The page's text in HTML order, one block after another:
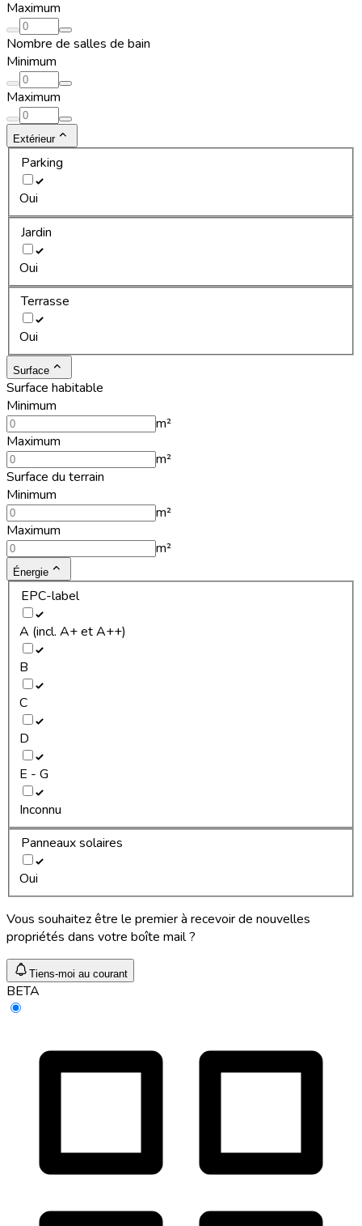
Maximum
Nombre de salles de bain
Minimum
Maximum
Extérieur
Parking
Oui
Jardin
Oui
Terrasse
Oui
Surface
Surface habitable
Minimum
m²
Maximum
m²
Surface du terrain
Minimum
m²
Maximum
m²
Énergie
EPC-label
A (incl. A+ et A++)
B
C
D
E - G
Inconnu
Panneaux solaires
Oui
Vous souhaitez être le premier à recevoir de nouvelles
propriétés dans votre boîte mail ?
Tiens-moi au courant
BETA